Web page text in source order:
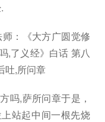
：《大方广圆觉修
,了义经》白话 第八
吐,所问章
吗,萨所问章于是，
站起中间一根先烧